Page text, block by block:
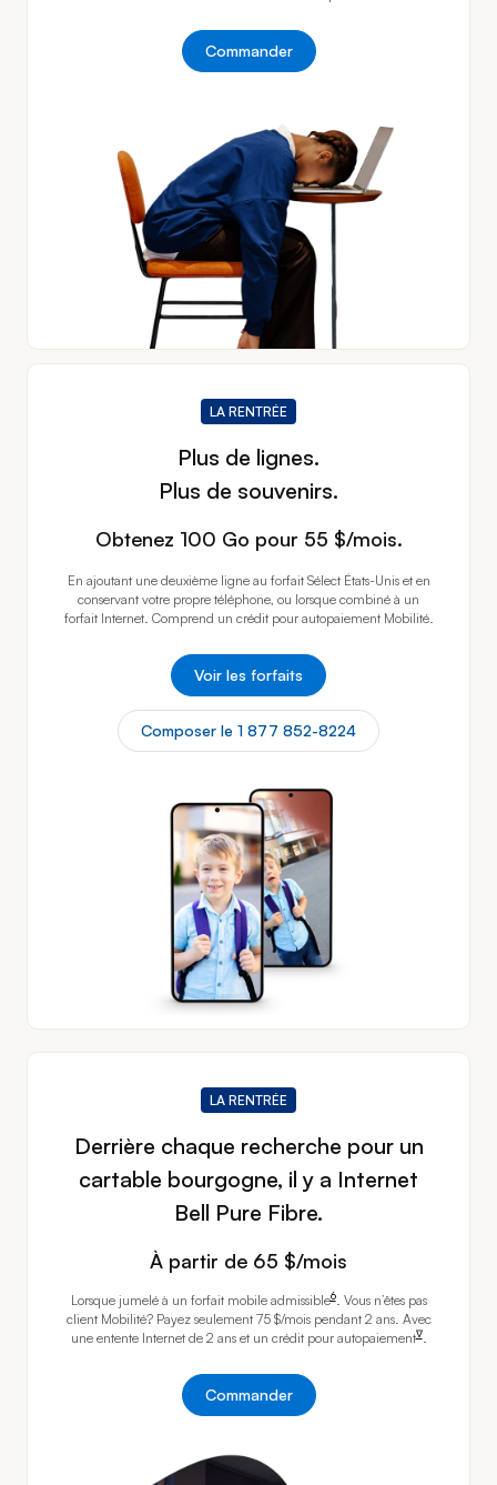
Commander
LA RENTRÉE
Plus de lignes.
Plus de souvenirs.
Obtenez 100 Go pour 55 $/mois.Obtenez
En ajoutant une deuxième ligne au forfait Sélect États-Unis et en
conservant votre propre téléphone, ou lorsque combiné à un
forfait Internet. Comprend un crédit pour autopaiement Mobilité.
Voir les forfaits
Composer le 1 877 852-8224
LA RENTRÉE
Derrière chaque recherche pour un
cartable bourgogne, il y a Internet
Bell Pure Fibre.
À partir de 65 $/mois
Lorsque jumelé à un forfait mobile admissiblefootnote
6. Vous n’êtes pas
client Mobilité? Payez seulement 75 $/mois pendant 2 ans. Avec
une entente Internet de 2 ans et un crédit pour autopaiementfootnote
∇.
Commander